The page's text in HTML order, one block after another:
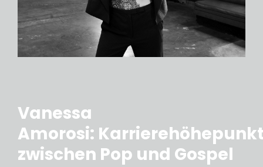
Vanessa
Amorosi:
zwischen Pop und Gospel